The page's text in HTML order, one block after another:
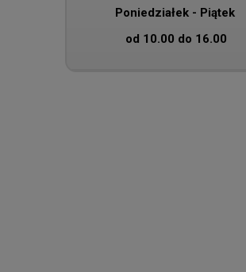
Poniedziałek - Piątek
od 10.00 do 16.00